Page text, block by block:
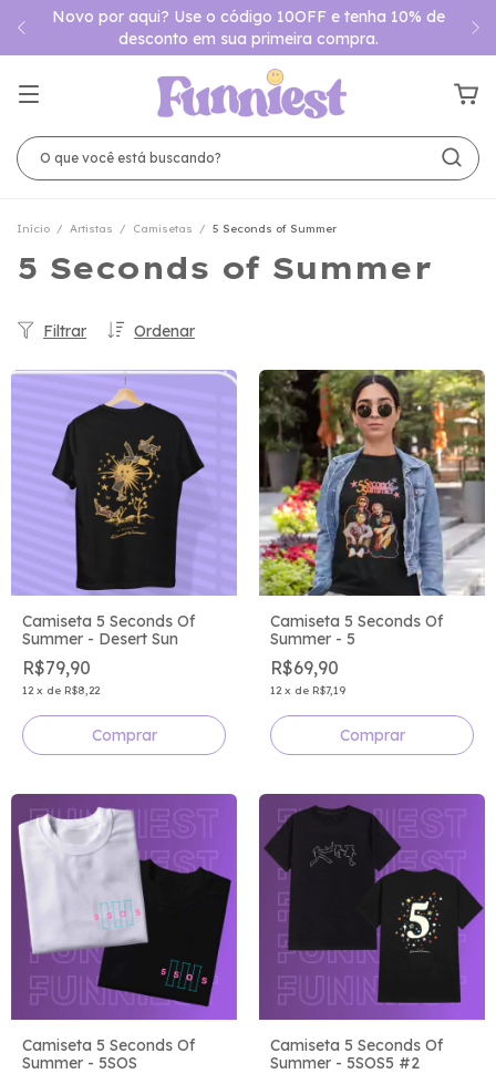
Novo por aqui? Use o código 10OFF e tenha 10% de
desconto em sua primeira compra.
Início / Artistas / Camisetas / 5 Seconds of Summer
5 Seconds of Summer
Ordenar
Filtrar
Camiseta 5 Seconds Of
Summer - Desert Sun
R$79,90
12 x de R$8,22
Comprar
Camiseta 5 Seconds Of
Summer - 5
R$69,90
12 x de R$7,19
Comprar
Camiseta 5 Seconds Of
Summer - 5SOS
Camiseta 5 Seconds Of
Summer - 5SOS5 #2